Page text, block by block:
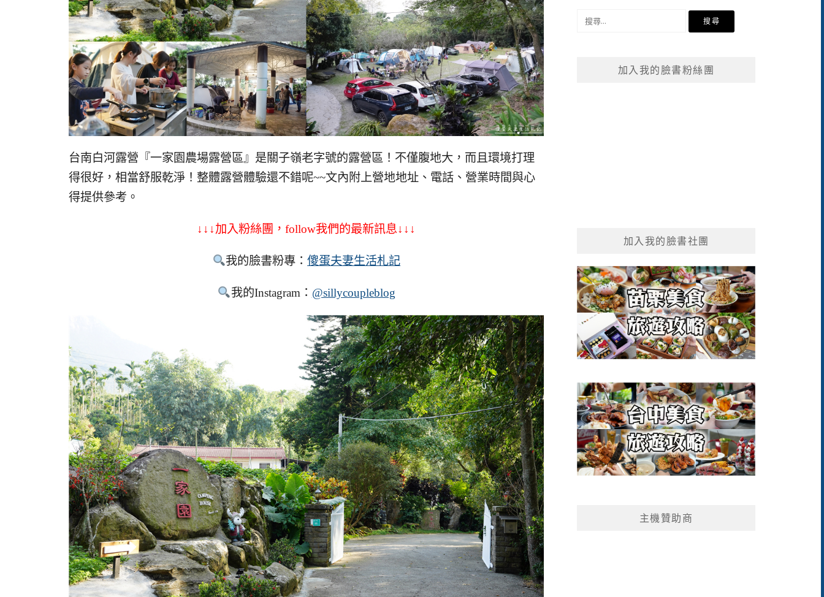
台南白河露營『一家園農場露營區』是關子嶺老字號的露營區！不僅腹地大，而且環境打理
得很好，相當舒服乾淨！整體露營體驗還不錯呢~~文內附上營地地址、電話、營業時間與心
得提供參考。
↓↓↓加入粉絲團，follow我們的最新訊息↓↓↓
我的臉書粉專：傻蛋夫妻生活札記
我的Instagram： @sillycoupleblog
加入我的臉書粉絲團
加入我的臉書社團
主機贊助商